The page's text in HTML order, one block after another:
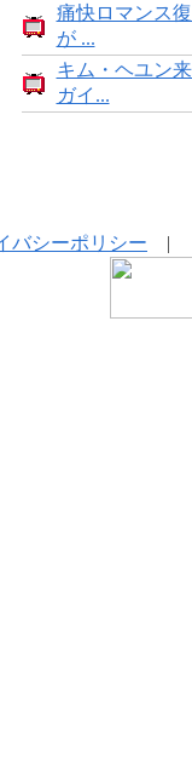
痛快ロマンス
が ...
キム・ヘユン
ガイ...
バシーポリシー